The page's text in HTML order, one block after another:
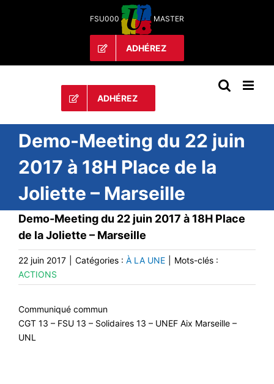
FSU000 MASTER
ADHÉREZ
ADHÉREZ
Demo-Meeting du 22 juin
2017 à 18H Place de la
Joliette – Marseille
Demo-Meeting du 22 juin 2017 à 18H Place
de la Joliette – Marseille
22 juin 2017 Catégories : À LA UNE
Mots-clés :
ACTIONS
Communiqué commun
CGT 13 – FSU 13 – Solidaires 13 – UNEF Aix Marseille –
UNL